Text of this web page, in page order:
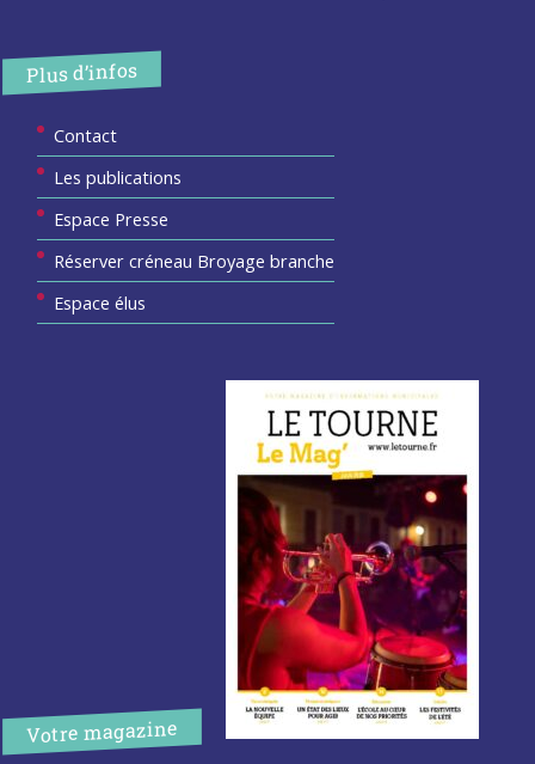
Plus d’infos
Contact
Les publications
Espace Presse
Réserver créneau Broyage branche
Espace élus
Votre magazine